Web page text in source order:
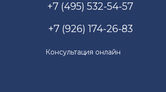
+7 (495) 532-54-57
+7 (926) 174-26-83
Консультация онлайн